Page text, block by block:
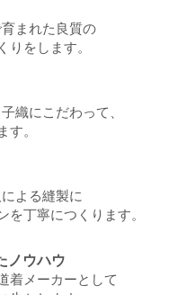
まれた良質の
りをします。
織にこだわって、
す。
よる縫製に
を丁寧につくります。
ノウハウ
着メーカーとして